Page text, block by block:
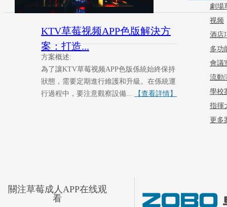
KTV草莓视频APP色版解決方
案：打造...
方案概述:
為了讓KTV草莓视频APP色版係統始終保持
狀態，需要定期進行維護和升級。在係統運
行過程中，要注意觀察設備...
【查看詳情】
劇場
视频
酒店
多功
會議
流動
學校
指揮
更多
關注草莓成人APP在线观
看